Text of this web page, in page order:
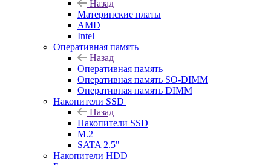
Назад
Материнские платы
AMD
Intel
Оперативная память
Назад
Оперативная память
Оперативная память SO-DIMM
Оперативная память DIMM
Накопители SSD
Назад
Накопители SSD
M.2
SATA 2.5"
Накопители HDD